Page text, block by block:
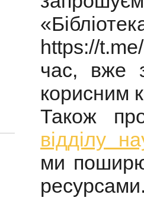
https://
час, вже
корисним
Також
відділу
ми